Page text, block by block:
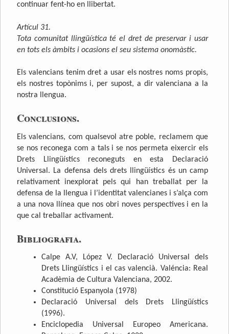
continuar fent-ho en llibertat.
Artícul 31.
Tota comunitat llingüística té el dret de preservar i usar
en tots els àmbits i ocasions el seu sistema onomàstic.
Els valencians tenim dret a usar els nostres noms propis,
els nostres topònims i, per supost, a dir valenciana a la
nostra llengua.
Conclusions.
Els valencians, com qualsevol atre poble, reclamem que
se nos reconega com a tals i se nos permeta eixercir els
Drets Llingüístics reconeguts en esta Declaració
Universal. La defensa dels drets llingüístics és un camp
relativament inexplorat pels qui han treballat per la
defensa de la llengua i l’identitat valencianes i s’alça com
a una nova llínea que nos obri noves perspectives i en la
que cal treballar activament.
Bibliografia.
Calpe A.V, López V. Declaració Universal dels
Drets Llingüístics i el cas valencià. Valéncia: Real
Acadèmia de Cultura Valenciana, 2002.
Constitució Espanyola (1978)
Declaració Universal dels Drets Llingüístics
(1996).
Enciclopedia Universal Europeo Americana.